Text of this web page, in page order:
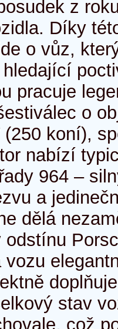
z
Díky
o vůz,
pracuje
o
koní),
nabízí
964 –
a
dělá
odstínu
vozu
stav
což